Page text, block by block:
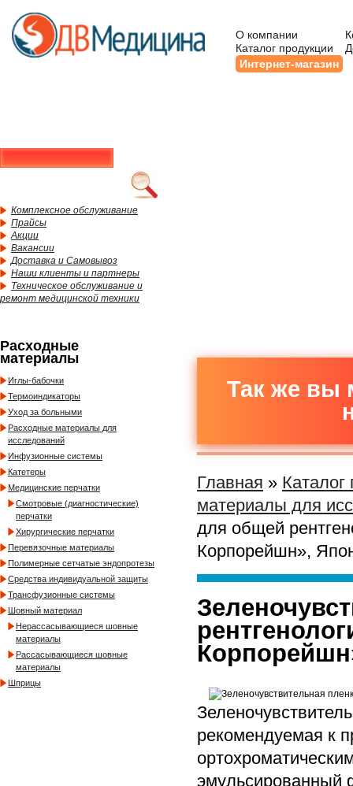
О компании
Каталог продукции
Интернет-магазин
Комплексное обслуживание
Прайсы
Акции
Вакансии
Доставка и Самовывоз
Наши клиенты и партнеры
Техническое обслуживание и
ремонт медицинской техники
Расходные
материалы
Иглы-бабочки
Термоиндикаторы
Уход за больными
Расходные материалы для
исследований
Инфузионные системы
Катетеры
Медицинские перчатки
Смотровые (диагностические)
перчатки
Хирургические перчатки
Перевязочные материалы
Полимерные сетчатые эндопротезы
Средства индивидуальной защиты
Трансфузионные системы
Шовный материал
Нерассасывающиеся шовные
материалы
Рассасывающиеся шовные
материалы
Шприцы
Так же вы
Главная » Каталог
материалы для
для общей
Корпорейшн»,
рекомендуемая к
эмульсированный